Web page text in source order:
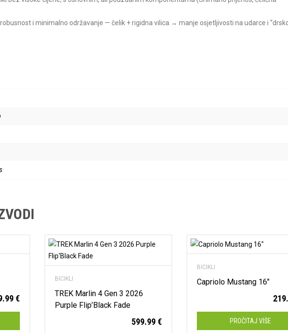
i minimalno održavanje — čelik + rigidna vilica → manje osjetljivosti na udarce i
€
BICIKLI
TREK Marlin 4 Gen 3 2026
Purple Flip’Black Fade
599.99€
BICIKLI
Capriolo Mustang 16″
PROČITAJ VIŠE